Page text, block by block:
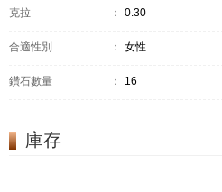
克拉 ： 0.30
合適性別 ： 女性
鑽石數量 ： 16
庫存